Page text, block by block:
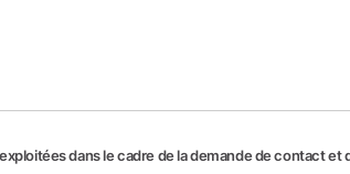
dans le cadre de la demande de contact et